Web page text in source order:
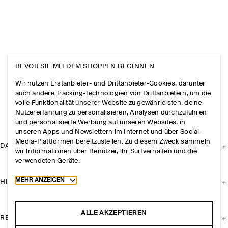
DAS UNTERNEHMEN
HILFE
RECHTLICHES
BEVOR SIE MIT DEM SHOPPEN BEGINNEN
Wir nutzen Erstanbieter- und Drittanbieter-Cookies, darunter
auch andere Tracking-Technologien von Drittanbietern, um die
volle Funktionalität unserer Website zu gewährleisten, deine
Nutzererfahrung zu personalisieren, Analysen durchzuführen
und personalisierte Werbung auf unseren Websites, in
unseren Apps und Newslettern im Internet und über Social-
Media-Plattformen bereitzustellen. Zu diesem Zweck sammeln
wir Informationen über Benutzer, ihr Surfverhalten und die
verwendeten Geräte.
Toggle more cookie information
MEHR ANZEIGEN
ALLE AKZEPTIEREN